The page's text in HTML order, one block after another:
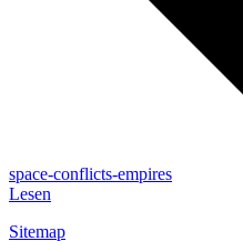
space-conflicts-empires
Lesen
Sitemap